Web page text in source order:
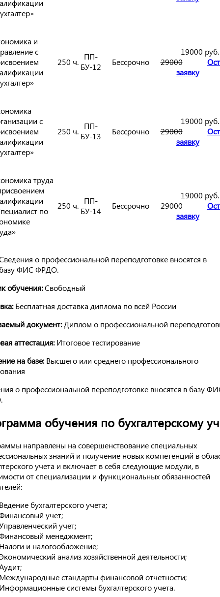
и
с
250 ч.
ПП-
БУ-12
Бессрочно
19000 руб.
29000
заявку
с
250 ч.
ПП-
БУ-13
Бессрочно
19000 руб.
29000
заявку
труда
по
250 ч. ПП-
БУ-14
Бессрочно
19000 руб.
29000
заявку
о профессиональной переподготовке вносятся в
ФИС ФРДО.
обучения:Свободный
Бесплатная доставка диплома по всей России
документ:Диплом о профессиональной
аттестация:Итоговое тестирование
на базе:Высшего или среднего профессионального
о профессиональной переподготовке вносятся в базу
обучения по бухгалтерскому
направлены на совершенствование специальных
знаний и получение новых компетенций в
учета и включает в себя следующие модули, в
от специализации и функциональных обязанностей
бухгалтерского учета;
учет;
учет;
менеджмент;
и налогообложение;
анализ хозяйственной деятельности;
стандарты финансовой отчетности;
системы бухгалтерского учета.